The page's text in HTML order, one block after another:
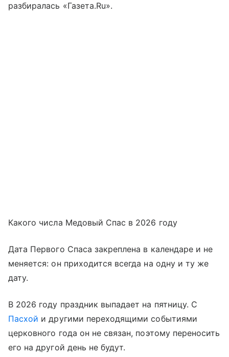
разбиралась «Газета.Ru».
Какого числа Медовый Спас в 2026 году
Дата Первого Спаса закреплена в календаре и не
меняется: он приходится всегда на одну и ту же
дату.
В 2026 году праздник выпадает на пятницу. С
Пасхой и другими переходящими событиями
церковного года он не связан, поэтому переносить
его на другой день не будут.